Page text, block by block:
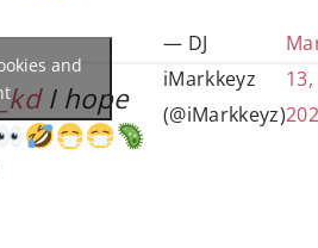
I hope
— DJ
iMarkkeyz
(@iMarkkeyz)
13,
and